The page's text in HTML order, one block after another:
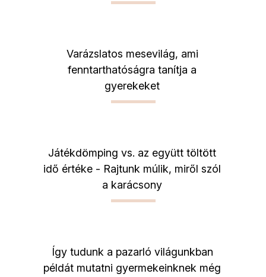
Varázslatos mesevilág, ami
fenntarthatóságra tanítja a
gyerekeket
Játékdömping vs. az együtt töltött
idő értéke - Rajtunk múlik, miről szól
a karácsony
Így tudunk a pazarló világunkban
példát mutatni gyermekeinknek még